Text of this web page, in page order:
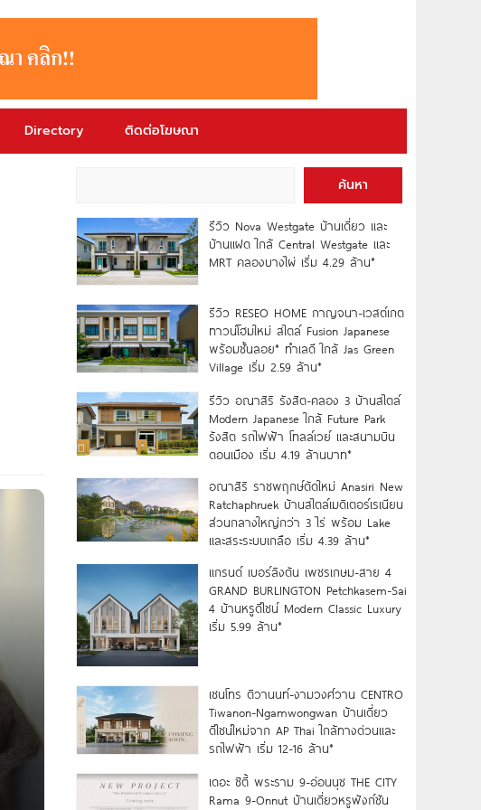
Directory ติดต่อโฆษณา
ค้นหา
รีวิว Nova Westgate บ้านเดี่ยว และ
บ้านแฝด ใกล้ Central Westgate และ
MRT คลองบางไผ่ เริ่ม 4.29 ล้าน*
รีวิว RESEO HOME กาญจนา-เวสต์เกต
ทาวน์โฮมใหม่ สไตล์ Fusion Japanese
พร้อมชั้นลอย* ทำเลดี ใกล้ Jas Green
Village เริ่ม 2.59 ล้าน*
รีวิว อณาสิริ รังสิต-คลอง 3 บ้านสไตล์
Modern Japanese ใกล้ Future Park
รังสิต รถไฟฟ้า โทลล์เวย์ และสนามบิน
ดอนเมือง เริ่ม 4.19 ล้านบาท*
อณาสิริ ราชพฤกษ์ตัดใหม่ Anasiri New
Ratchaphruek บ้านสไตล์เมดิเตอร์เรเนียน
ส่วนกลางใหญ่กว่า 3 ไร่ พร้อม Lake
และสระระบบเกลือ เริ่ม 4.39 ล้าน*
แกรนด์ เบอร์ลิงตัน เพชรเกษม-สาย 4
GRAND BURLINGTON Petchkasem-Sai
4 บ้านหรูดีไซน์ Modern Classic Luxury
เริ่ม 5.99 ล้าน*
เซนโทร ติวานนท์-งามวงศ์วาน CENTRO
Tiwanon-Ngamwongwan บ้านเดี่ยว
ดีไซน์ใหม่จาก AP Thai ใกล้ทางด่วนและ
รถไฟฟ้า เริ่ม 12-16 ล้าน*
เดอะ ซิตี้ พระราม 9-อ่อนนุช THE CITY
Rama 9-Onnut บ้านเดี่ยวหรูฟังก์ชัน